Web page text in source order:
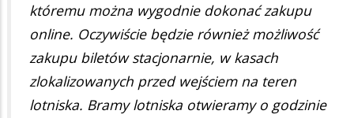
któremu można wygodnie dokonać zakupu
online. Oczywiście będzie również możliwość
zakupu biletów stacjonarnie, w kasach
zlokalizowanych przed wejściem na teren
lotniska. Bramy lotniska otwieramy o godzinie